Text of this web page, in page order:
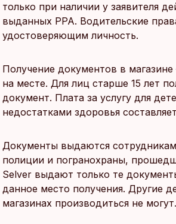
только при наличии у заявителя
выданных PPA. Водительские
удостоверяющим личность.
Получение документов в
на месте. Для лиц старше 15 лет
документ. Плата за услугу для
недостатками здоровья
Документы выдаются
полиции и погранохраны,
Selver выдают только те
данное место получения. Другие
магазинах производиться не могут.